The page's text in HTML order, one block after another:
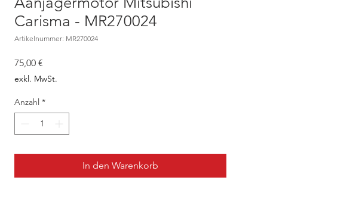
Carisma - MR270024
Artikelnummer: MR270024
75,00 €
exkl. MwSt.
Anzahl *
In den Warenkorb